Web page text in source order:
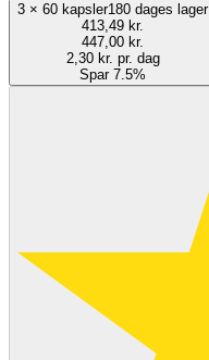
3 × 60 kapsler180 dages lager
413,49 kr.
447,00 kr.
2,30 kr. pr. dag
Spar 7.5%